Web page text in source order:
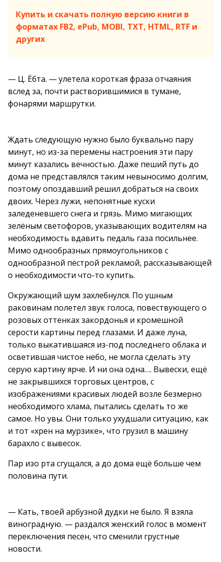
Купить и скачать полную версию книги в
форматах FB2, ePub, MOBI, TXT, HTML, RTF и
других
— Ц. Ёбта. — улетела короткая фраза отчаяния
вслед за, почти растворившимися в тумане,
фонарями маршрутки.
Ждать следующую нужно было буквально пару
минут, но из-за перемены настроения эти пару
минут казались вечностью. Даже пеший путь до
дома не представлялся таким невыносимо долгим,
поэтому опоздавший решил добраться на своих
двоих. Через лужи, непонятные куски
заледеневшего снега и грязь. Мимо мигающих
зелёным светофоров, указывающих водителям на
необходимость вдавить педаль газа посильнее.
Мимо однообразных прямоугольников с
однообразной пёстрой рекламой, рассказывающей
о необходимости что-то купить.
Окружающий шум захлебнулся. По ушным
раковинам полетел звук голоса, повествующего о
розовых оттенках закордонья и кромешной
серости картины перед глазами. И даже луна,
только выкатившаяся из-под последнего облака и
осветившая чистое небо, не могла сделать эту
серую картину ярче. И ни она одна…. Вывески, ещё
не закрывшихся торговых центров, с
изображениями красивых людей возле безмерно
необходимого хлама, пытались сделать то же
самое. Но увы. Они только ухудшали ситуацию, как
и тот «хрен на мурзике», что грузил в машину
барахло с вывесок.
Пар изо рта сгущался, а до дома ещё больше чем
половина пути.
— Кать, твоей арбузной дудки не было. Я взяла
виноградную. — раздался женский голос в момент
переключения песен, что сменили грустные
новости.